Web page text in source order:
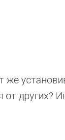
же
от других?